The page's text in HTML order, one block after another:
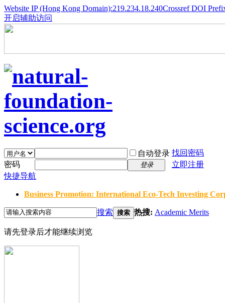
Website IP (Hong Kong Domain):219.234.18.240Crossref DOI
开启辅助访问
自动登录 找回密码
密码
登录
立即注册
快捷导航
Business Promotion: International Eco-Tech Investing
搜索 搜索 热搜: Academic Merits
请先登录后才能继续浏览